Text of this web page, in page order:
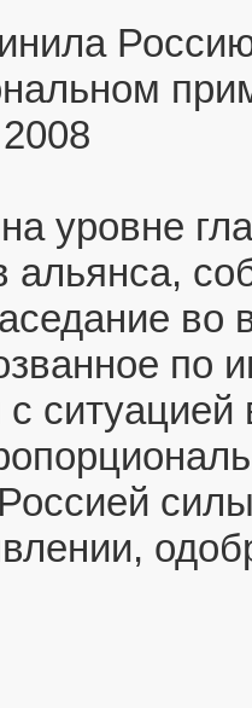
уровне
альянса,
во
по
ситуацией